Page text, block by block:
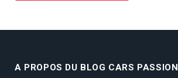
A PROPOS DU BLOG CARS PASSION